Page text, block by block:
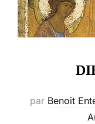
par Benoit